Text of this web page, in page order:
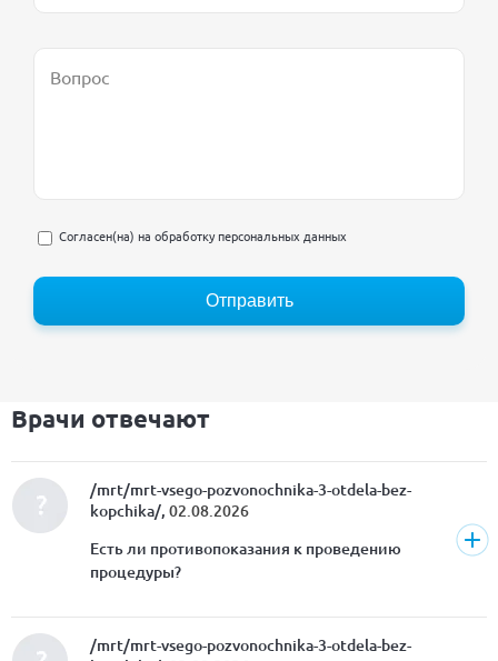
Согласен(на) на обработку персональных данных
Отправить
Врачи отвечают
/mrt/mrt-vsego-pozvonochnika-3-otdela-bez-
kopchika/, 02.08.2026
Есть ли противопоказания к проведению
процедуры?
/mrt/mrt-vsego-pozvonochnika-3-otdela-bez-